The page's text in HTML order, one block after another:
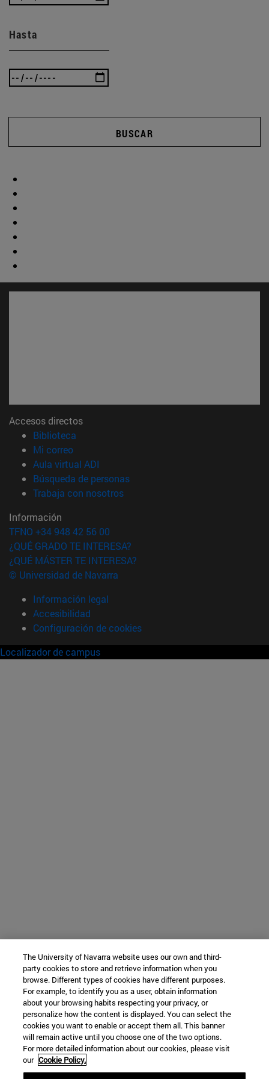
Hasta
BUSCAR
Accesos directos
Biblioteca
Mi correo(abre en nueva ventana)
Aula virtual ADI
Búsqueda de personas(abre en nueva ventana)
Trabaja con nosotros(abre en nueva ventana)
Información
TFNO +34 948 42 56 00
¿QUÉ GRADO TE INTERESA?
¿QUÉ MÁSTER TE INTERESA?
© Universidad de Navarra
Información legal
Accesibilidad
Configuración de cookies
Localizador de campus
The University of Navarra website uses our own and third-
party cookies to store and retrieve information when you
browse. Different types of cookies have different purposes.
For example, to identify you as a user, obtain information
about your browsing habits respecting your privacy, or
personalize how the content is displayed. You can select the
cookies you want to enable or accept them all. This banner
will remain active until you choose one of the two options.
For more detailed information about our cookies, please visit
our Cookie Policy.